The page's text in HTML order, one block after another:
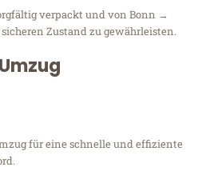
verpackt und von Bonn →
Zustand zu gewährleisten.
für eine schnelle und effiziente